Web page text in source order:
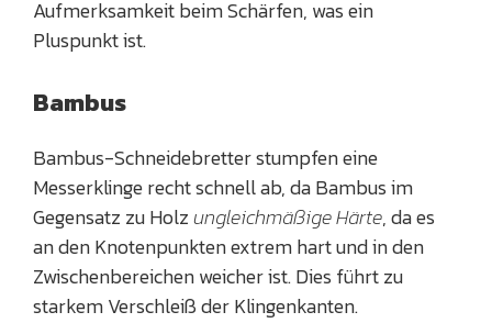
Aufmerksamkeit beim Schärfen, was ein
Pluspunkt ist.
Bambus
Bambus-Schneidebretter stumpfen eine
Messerklinge recht schnell ab, da Bambus im
Gegensatz zu Holzungleichmäßige Härte, da es
an den Knotenpunkten extrem hart und in den
Zwischenbereichen weicher ist. Dies führt zu
starkem Verschleiß der Klingenkanten.